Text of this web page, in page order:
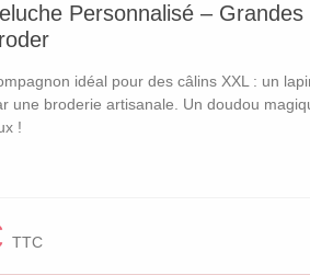
Personnalisé –
idéal pour des câlins XXL : un
une broderie artisanale. Un doudou
!
TTC